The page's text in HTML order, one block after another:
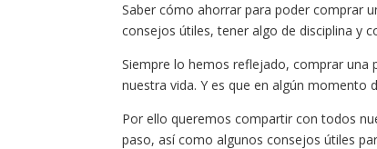
Saber cómo ahorrar para poder comprar
consejos útiles, tener algo de disciplina y
Siempre lo hemos reflejado, comprar
nuestra vida. Y es que en algún momento
Por ello queremos compartir con todos
paso, así como algunos consejos útiles